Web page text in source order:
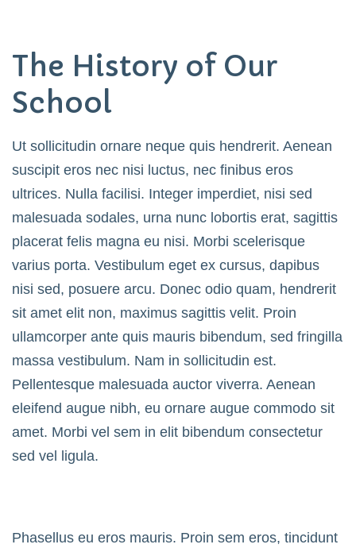
The History of Our
School
Ut sollicitudin ornare neque quis hendrerit. Aenean
suscipit eros nec nisi luctus, nec finibus eros
ultrices. Nulla facilisi. Integer imperdiet, nisi sed
malesuada sodales, urna nunc lobortis erat, sagittis
placerat felis magna eu nisi. Morbi scelerisque
varius porta. Vestibulum eget ex cursus, dapibus
nisi sed, posuere arcu. Donec odio quam, hendrerit
sit amet elit non, maximus sagittis velit. Proin
ullamcorper ante quis mauris bibendum, sed fringilla
massa vestibulum. Nam in sollicitudin est.
Pellentesque malesuada auctor viverra. Aenean
eleifend augue nibh, eu ornare augue commodo sit
amet. Morbi vel sem in elit bibendum consectetur
sed vel ligula.
Phasellus eu eros mauris. Proin sem eros, tincidunt